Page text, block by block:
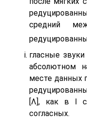
средний
гласные звуки
абсолютном
месте данных
[Λ], как в I
согласных.